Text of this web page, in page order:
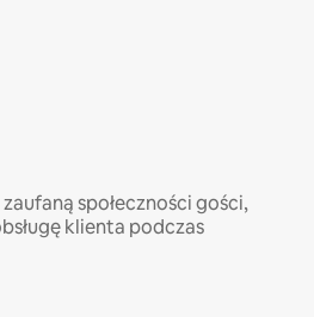
społeczności gości,
klienta podczas